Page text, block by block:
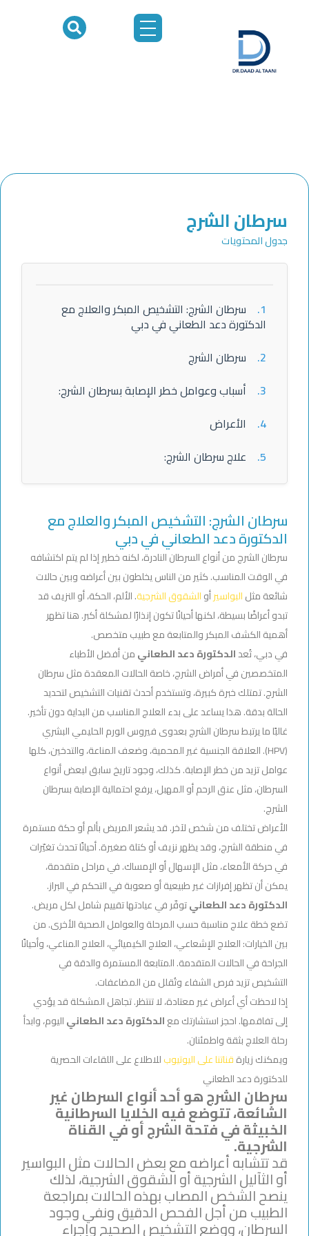
سرطان الشرج
جدول المحتويات
1. سرطان الشرج: التشخيص المبكر والعلاج مع
الدكتورة دعد الطعاني في دبي
2.
سرطان الشرج
3.
أسباب وعوامل خطر الإصابة بسرطان الشرج:
4.
الأعراض
5.
علاج سرطان الشرج:
سرطان الشرج: التشخيص المبكر والعلاج مع
الدكتورة دعد الطعاني في دبي
سرطان الشرج من أنواع السرطان النادرة، لكنه خطير إذا لم يتم اكتشافه
في الوقت المناسب. كثير من الناس يخلطون بين أعراضه وبين حالات
شائعة مثلالبواسيرأوالشقوق الشرجية. الألم، الحكة، أو النزيف قد
تبدو أعراضًا بسيطة، لكنها أحيانًا تكون إنذارًا لمشكلة أكبر. هنا تظهر
أهمية الكشف المبكر والمتابعة مع طبيب متخصص.
في دبي، تُعدالدكتورة دعد الطعانيمن أفضل الأطباء
المتخصصين في أمراض الشرج، خاصة الحالات المعقدة مثل سرطان
الشرج. تمتلك خبرة كبيرة، وتستخدم أحدث تقنيات التشخيص لتحديد
الحالة بدقة. هذا يساعد على بدء العلاج المناسب من البداية دون تأخير.
غالبًا ما يرتبط سرطان الشرج بعدوى فيروس الورم الحليمي البشري
(HPV). العلاقة الجنسية غير المحمية، وضعف المناعة، والتدخين، كلها
عوامل تزيد من خطر الإصابة. كذلك، وجود تاريخ سابق لبعض أنواع
السرطان، مثل عنق الرحم أو المهبل، يرفع احتمالية الإصابة بسرطان
الشرج.
الأعراض تختلف من شخص لآخر. قد يشعر المريض بألم أو حكة مستمرة
في منطقة الشرج، وقد يظهر نزيف أو كتلة صغيرة. أحيانًا تحدث تغيّرات
في حركة الأمعاء، مثل الإسهال أو الإمساك. في مراحل متقدمة،
يمكن أن تظهر إفرازات غير طبيعية أو صعوبة في التحكم في البراز.
الدكتورة دعد الطعانيتوفّر في عيادتها تقييم شامل لكل مريض.
تضع خطة علاج مناسبة حسب المرحلة والعوامل الصحية الأخرى. من
بين الخيارات: العلاج الإشعاعي، العلاج الكيميائي، العلاج المناعي، وأحيانًا
الجراحة في الحالات المتقدمة. المتابعة المستمرة والدقة في
التشخيص تزيد فرص الشفاء وتُقلل من المضاعفات.
إذا لاحظت أي أعراض غير معتادة، لا تنتظر. تجاهل المشكلة قد يؤدي
إلى تفاقمها. احجز استشارتك معالدكتورة دعد الطعانياليوم، وابدأ
رحلة العلاج بثقة واطمئنان.
ويمكنك زيارةقناتنا على اليوتيوبللاطلاع على اللقاءات الحصرية
للدكتورة دعد الطعاني
سرطان الشرج هو أحد أنواع السرطان غير
الشائعة، تتوضع فيه الخلايا السرطانية
الخبيثة في فتحة الشرج أو في القناة
الشرجية.
قد تتشابه أعراضه مع بعض الحالات مثل البواسير
أو الثآليل الشرجية أو الشقوق الشرجية، لذلك
ينصح الشخص المصاب بهذه الحالات بمراجعة
الطبيب من أجل الفحص الدقيق ونفي وجود
السرطان، ووضع التشخيص الصحيح وإجراء